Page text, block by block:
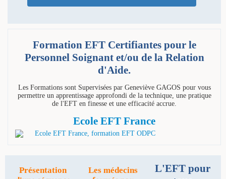
Formation EFT Certifiantes pour le
Personnel Soignant et/ou de la Relation
d'Aide.
Les Formations sont Supervisées par Geneviève GAGOS pour vous
permettre un apprentissage approfondi de la technique, une pratique
de l'EFT en finesse et une efficacité accrue.
Ecole EFT France
Présentation
Les médecins
L'EFT pour